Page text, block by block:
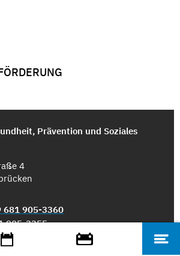
Prävention und Soziales
4
681 905-3360
905-3355